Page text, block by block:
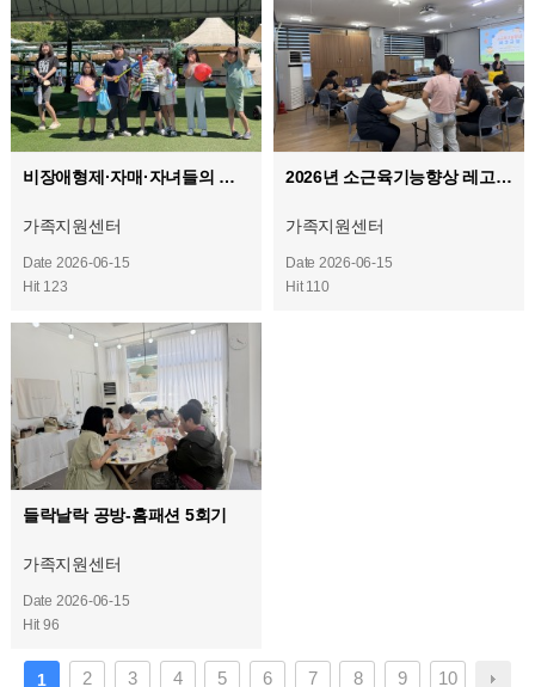
비장애형제·자매·자녀들의 행복 만들기 - 비행기 8회차
가족지원센터
Date 2026-06-15
Hit 123
2026년 소근육기능향상 레고교실 12회기
가족지원센터
Date 2026-06-15
Hit 110
들락날락 공방-홈패션 5회기
가족지원센터
Date 2026-06-15
Hit 96
1 2 3 4 5 6 7 8 9 10